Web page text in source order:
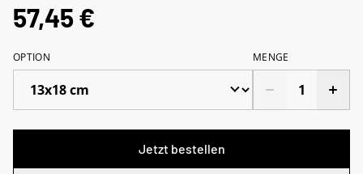
57,45 €
OPTION MENGE
Jetzt bestellen